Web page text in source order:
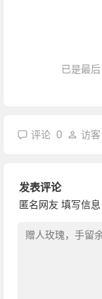
已是最后
评论0 访
发表评论
匿名网友 填写信息